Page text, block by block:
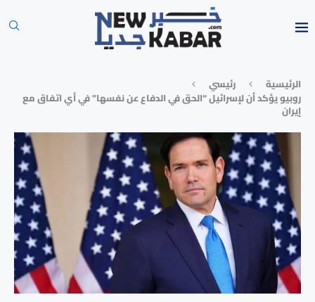
الرئيسية
رئيسي
روبيو يؤكد أن لإسرائيل “الحق في الدفاع عن نفسها” في أي اتفاق مع
إيران